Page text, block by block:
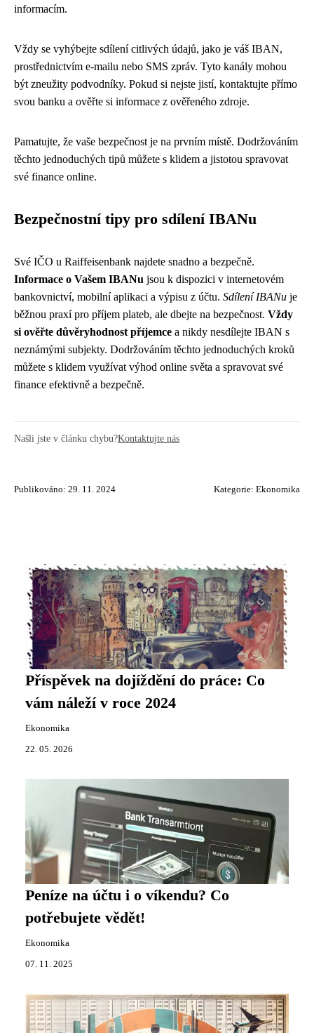
informacím.
Vždy se vyhýbejte sdílení citlivých údajů, jako je váš IBAN,
prostřednictvím e-mailu nebo SMS zpráv. Tyto kanály mohou
být zneužity podvodníky. Pokud si nejste jistí, kontaktujte přímo
svou banku a ověřte si informace z ověřeného zdroje.
Pamatujte, že vaše bezpečnost je na prvním místě. Dodržováním
těchto jednoduchých tipů můžete s klidem a jistotou spravovat
své finance online.
Bezpečnostní tipy pro sdílení IBANu
Své IČO u Raiffeisenbank najdete snadno a bezpečně.
Informace o Vašem IBANu jsou k dispozici v internetovém
bankovnictví, mobilní aplikaci a výpisu z účtu. Sdílení IBANu je
běžnou praxí pro příjem plateb, ale dbejte na bezpečnost. Vždy
si ověřte důvěryhodnost příjemce a nikdy nesdílejte IBAN s
neznámými subjekty. Dodržováním těchto jednoduchých kroků
můžete s klidem využívat výhod online světa a spravovat své
finance efektivně a bezpečně.
Našli jste v článku chybu?Kontaktujte nás
Publikováno: 29. 11. 2024 Kategorie: Ekonomika
Příspěvek na dojíždění do práce: Co
vám náleží v roce 2024
Ekonomika
22. 05. 2026
Peníze na účtu i o víkendu? Co
potřebujete vědět!
Ekonomika
07. 11. 2025